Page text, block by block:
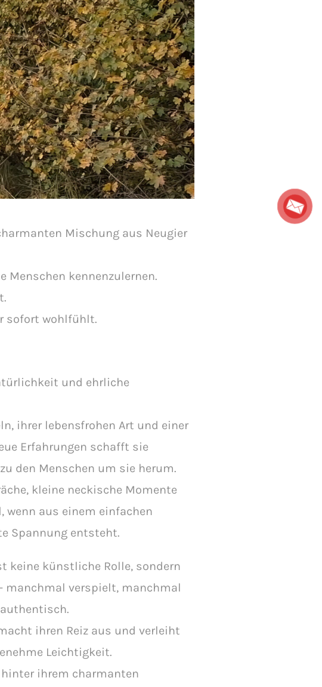
Mischung aus Neugier
Menschen kennenzulernen.
sofort wohlfühlt.
und ehrliche
ihrer lebensfrohen Art und einer
Erfahrungen schafft sie
den Menschen um sie herum.
kleine neckische Momente
wenn aus einem einfachen
Spannung entsteht.
keine künstliche Rolle, sondern
manchmal verspielt, manchmal
ihren Reiz aus und verleiht
Leichtigkeit.
ihrem charmanten